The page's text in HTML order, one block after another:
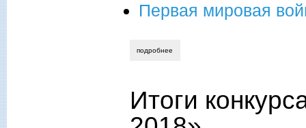
Первая мировая
подробнее
Итоги